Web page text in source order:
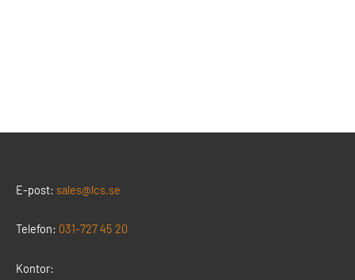
E-post: sales@lcs.se
Telefon: 031-727 45 20
Kontor: